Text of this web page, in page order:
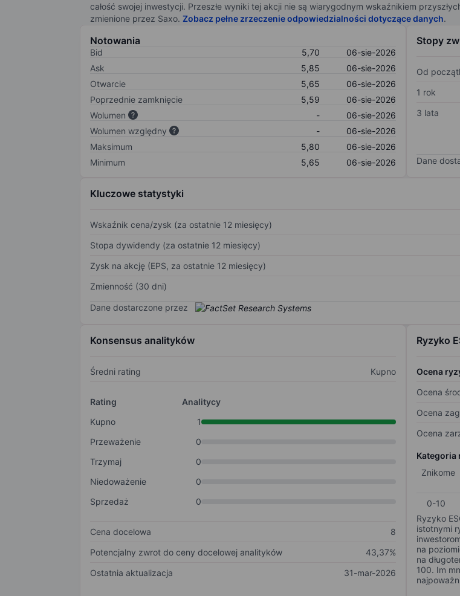
całość swojej inwestycji. Przeszłe wyniki tej akcji nie są wiarygodnym wskaźnikiem
zmienione przez Saxo. Zobacz pełne zrzeczenie odpowiedzialności dotyczące danych.
Notowania
Bid 5,70
06-sie-2026
Ask
5,85
06-sie-2026
Otwarcie
5,65
06-sie-2026
Poprzednie zamknięcie
5,59
06-sie-2026
Wolumen
-
06-sie-2026
Wolumen względny
-
06-sie-2026
Maksimum
5,80
06-sie-2026
Minimum
5,65 06-sie-2026
Stopy
Od
1 rok
3 lata
Dane
Kluczowe statystyki
Wskaźnik cena/zysk (za ostatnie 12 miesięcy)
Stopa dywidendy (za ostatnie 12 miesięcy)
Zysk na akcję (EPS, za ostatnie 12 miesięcy)
Zmienność (30 dni)
Dane dostarczone przez
Konsensus analityków
Średni rating Kupno
Rating
Analitycy
Kupno
1
Przeważenie
0
Trzymaj
0
Niedoważenie
0
Sprzedaż
0
Cena docelowa
8
Potencjalny zwrot do ceny docelowej analityków
43,37%
Ostatnia aktualizacja
31-mar-2026
Ryzyko
Ocena
Ocena
Ocena
Ocena
Kategoria
Znikome
0-10
Ryzyko
istotnymi
na
na
100. Im